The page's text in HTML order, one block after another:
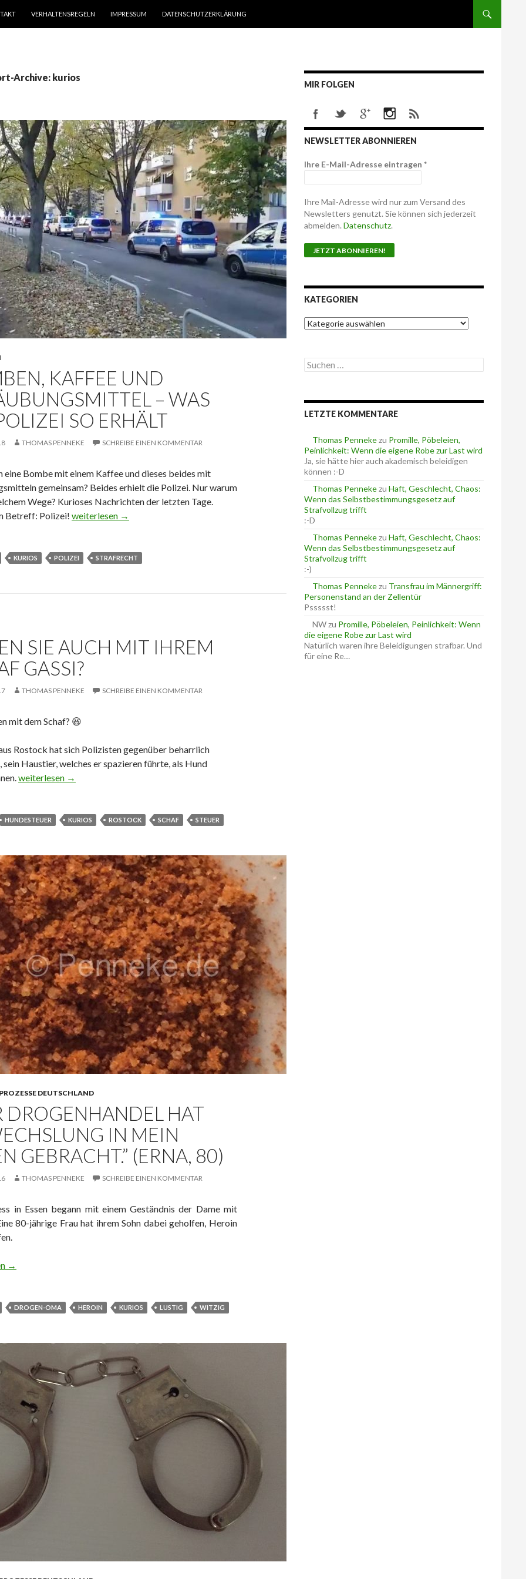
VERHALTENSREGELN IMPRESSUM DATENSCHUTZERKLÄRUNG
Archive: kurios
KAFFEE UND
– WAS
SO ERHÄLT
THOMAS PENNEKE SCHREIBE EINEN KOMMENTAR
eine Bombe mit einem Kaffee und dieses beides mit
gemeinsam? Beides erhielt die Polizei. Nur warum
Wege? Kurioses Nachrichten der letzten Tage.
Betreff: Polizei! Bomben, Kaffee und Betäubungsmittel – was die Polizei so erhält
weiterlesen →
KURIOS POLIZEI STRAFRECHT
SIE AUCH MIT IHREM
GASSI?
THOMAS PENNEKE SCHREIBE EINEN KOMMENTAR
mit dem Schaf? 😆
Rostock hat sich Polizisten gegenüber beharrlich
Haustier, welches er spazieren führte, als Hund
Gehen Sie auch mit Ihrem Schaf Gassi?
weiterlesen →
HUNDESTEUER KURIOS ROSTOCK SCHAF STEUER
DEUTSCHLAND
DROGENHANDEL HAT
IN MEIN
GEBRACHT.” (ERNA, 80)
THOMAS PENNEKE SCHREIBE EINEN KOMMENTAR
in Essen begann mit einem Geständnis der Dame mit
80-jährige Frau hat ihrem Sohn dabei geholfen, Heroin
hat Abwechslung in mein Leben gebracht.” (Erna, 80)
→
DROGEN-OMA HEROIN KURIOS LUSTIG WITZIG
MIR FOLGEN
NEWSLETTER ABONNIEREN
Ihre E-Mail-Adresse eintragen *
Ihre Mail-Adresse wird nur zum Versand des
Newsletters genutzt. Sie können sich jederzeit
abmelden. Datenschutz.
KATEGORIEN
K
a
g
o
n
S
u
e
n
c
h
:
LETZTE KOMMENTARE
Thomas Pennekezu Promille, Pöbeleien,
Peinlichkeit: Wenn die eigene Robe zur Last wird
Ja, sie hätte hier auch akademisch beleidigen
können :-D
Thomas Pennekezu Haft, Geschlecht, Chaos:
Wenn das Selbstbestimmungsgesetz auf
Strafvollzug trifft
:-D
Thomas Pennekezu Haft, Geschlecht, Chaos:
Wenn das Selbstbestimmungsgesetz auf
Strafvollzug trifft
:-)
Thomas Pennekezu Transfrau im Männergriff:
Personenstand an der Zellentür
Pssssst!
NWzu Promille, Pöbeleien, Peinlichkeit: Wenn
die eigene Robe zur Last wird
Natürlich waren ihre Beleidigungen strafbar. Und
für eine Re…